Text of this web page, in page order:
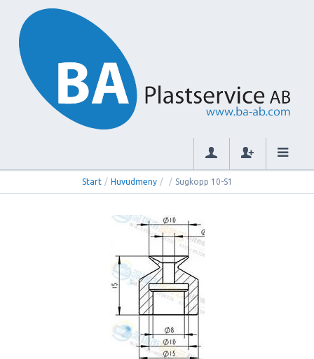
Start / Huvudmeny / / Sugkopp 10-S1